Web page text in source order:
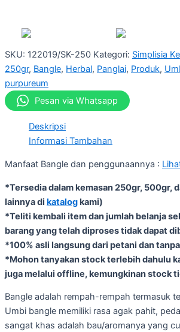
SKU: 122019/SK-250 Kategori: Simplisia
250gr, Bangle, Herbal, Panglai, Produk,
purpureum
Pesan via Whatsapp
Deskripsi
Informasi Tambahan
Manfaat Bangle dan penggunaannya :
*Tersedia dalam kemasan 250gr, 500gr,
lainnya di katalogkami)
*Teliti kembali item dan jumlah belanja
barang yang telah diproses tidak dapat
*100% asli langsung dari petani dan
*Mohon tanyakan stock terlebih dahulu
juga melalui offline, kemungkinan stock
Bangle adalah rempah-rempah termasuk
Umbi bangle memiliki rasa agak pahit,
sangat khas adalah bau/aromanya yang